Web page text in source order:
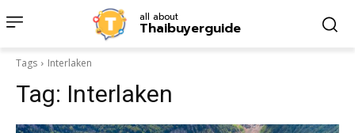
all about
Thaibuyerguide
Tags Interlaken
Tag: Interlaken